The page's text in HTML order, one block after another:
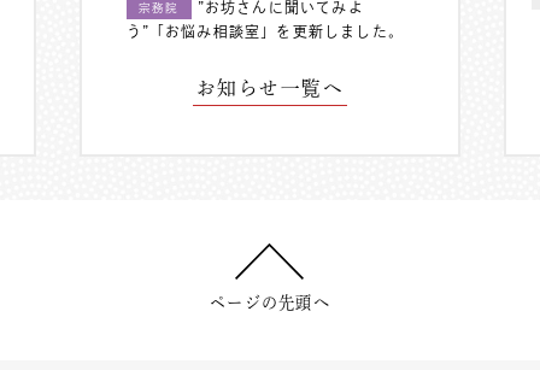
宗務院
”お坊さんに聞いてみよ
う”「お悩み相談室」を更新しました。
お知らせ一覧へ
ページの先頭へ